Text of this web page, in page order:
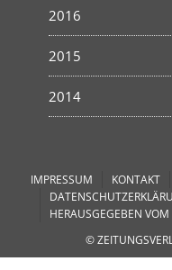
2016
2015
2014
IMPRESSUM KONTAKT
HERAUSGEGEBEN
©